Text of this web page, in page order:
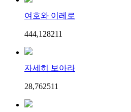
여호와 이레로
444,128211
자세히 보아라
28,762511